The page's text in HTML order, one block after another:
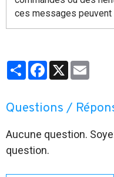
ces messages peuvent
élaborées. Voici
PartagerFacebook
X
Questions /
Aucune question.
question.